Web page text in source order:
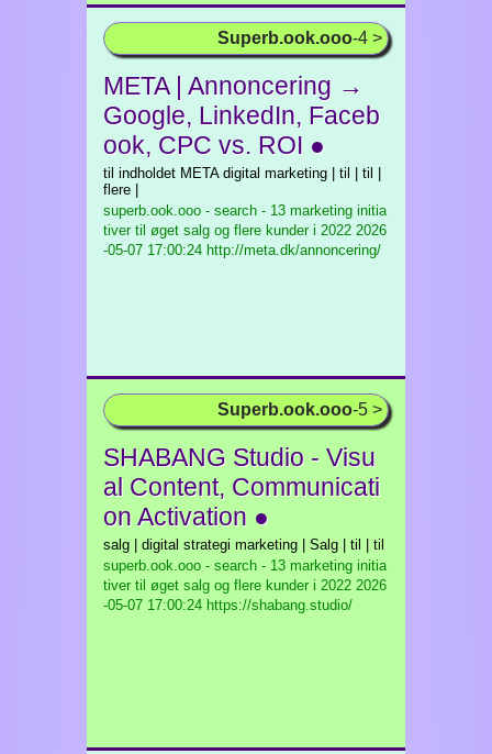
Superb.ook.ooo-4 >
META | Annoncering →
Google, LinkedIn, Faceb
ook, CPC vs. ROI ●
til indholdet META digital marketing | til | til |
flere |
superb.ook.ooo - search - 13 marketing initia
tiver til øget salg og flere kunder i 2022 2026
-05-07 17:00:24 http://meta.dk/annoncering/
Superb.ook.ooo-5 >
SHABANG Studio - Visu
al Content, Communicati
on Activation ●
salg | digital strategi marketing | Salg | til | til
superb.ook.ooo - search - 13 marketing initia
tiver til øget salg og flere kunder i 2022 2026
-05-07 17:00:24 https://shabang.studio/